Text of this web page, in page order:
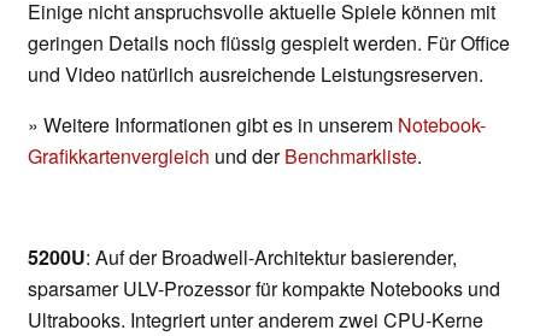
Einige nicht anspruchsvolle aktuelle Spiele können mit
geringen Details noch flüssig gespielt werden. Für Office
und Video natürlich ausreichende Leistungsreserven.
» Weitere Informationen gibt es in unserem Notebook-
Grafikkartenvergleich und derBenchmarkliste.
5200U: Auf der Broadwell-Architektur basierender,
sparsamer ULV-Prozessor für kompakte Notebooks und
Ultrabooks. Integriert unter anderem zwei CPU-Kerne